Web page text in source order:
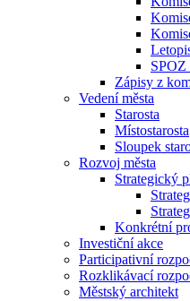
SPOZ
Zápisy z
Vedení města
Starosta
Místostarosta
Sloupek
Rozvoj města
Strategický
Konkrétní
Investiční akce
Participativní
Rozklikávací
Městský architekt